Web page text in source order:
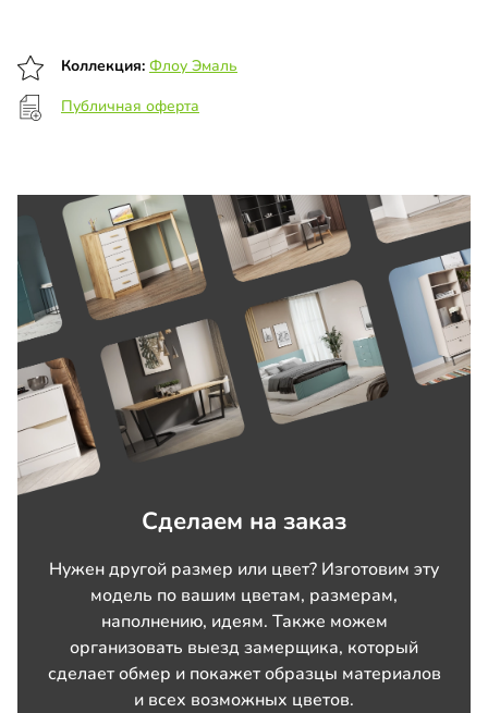
Коллекция: Флоу Эмаль
Публичная оферта
Сделаем на заказ
Нужен другой размер или цвет? Изготовим эту
модель по вашим цветам, размерам,
наполнению, идеям. Также можем
организовать выезд замерщика, который
сделает обмер и покажет образцы материалов
и всех возможных цветов.